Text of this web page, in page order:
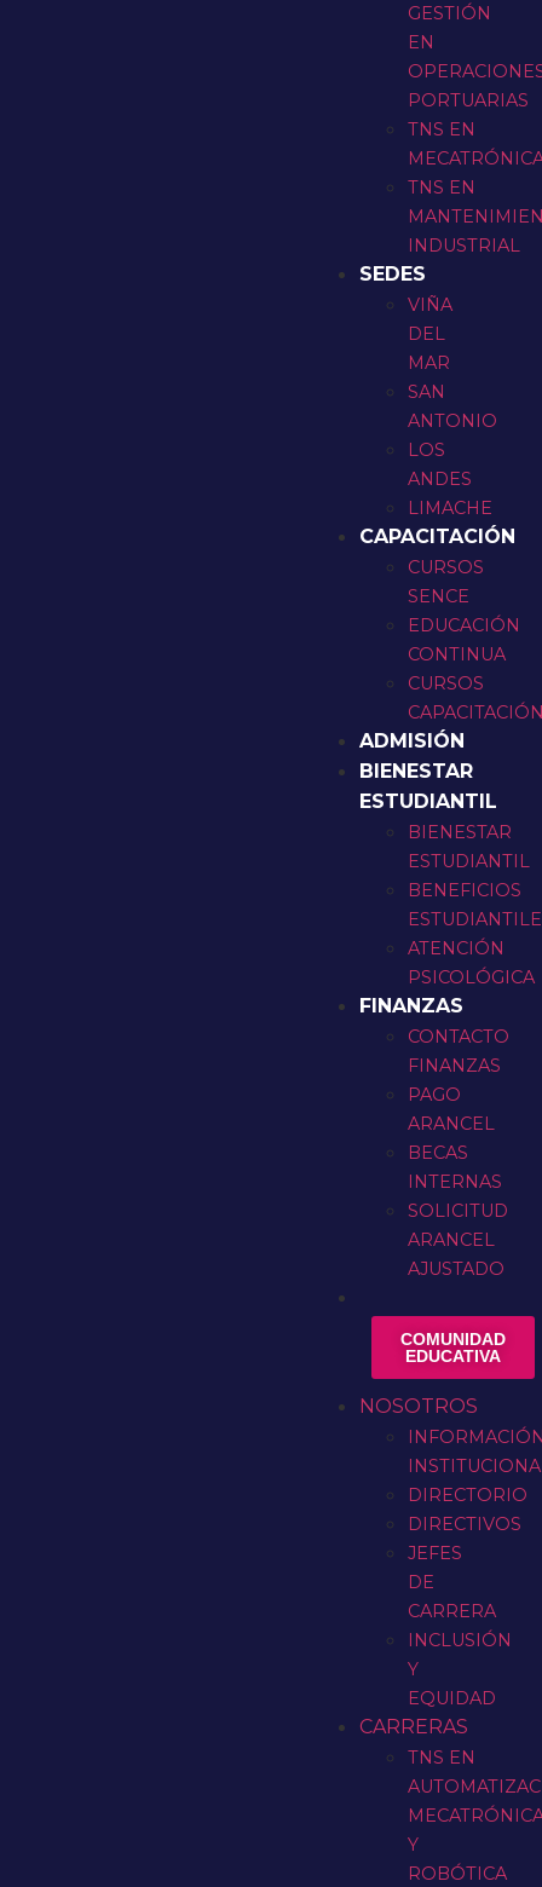
GESTIÓN
EN
PORTUARIAS
TNS EN
TNS EN
INDUSTRIAL
SEDES
VIÑA
DEL
MAR
SAN
ANTONIO
LOS
ANDES
LIMACHE
CAPACITACIÓN
CURSOS
SENCE
EDUCACIÓN
CONTINUA
CURSOS
ADMISIÓN
BIENESTAR
ESTUDIANTIL
BIENESTAR
ESTUDIANTIL
BENEFICIOS
ATENCIÓN
PSICOLÓGICA
FINANZAS
CONTACTO
FINANZAS
PAGO
ARANCEL
BECAS
INTERNAS
SOLICITUD
ARANCEL
AJUSTADO
COMUNIDAD
EDUCATIVA
NOSOTROS
DIRECTORIO
DIRECTIVOS
JEFES
DE
CARRERA
INCLUSIÓN
Y
EQUIDAD
CARRERAS
TNS EN
Y
ROBÓTICA